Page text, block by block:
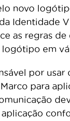
novo
Identidade
as regras de
em
por
para